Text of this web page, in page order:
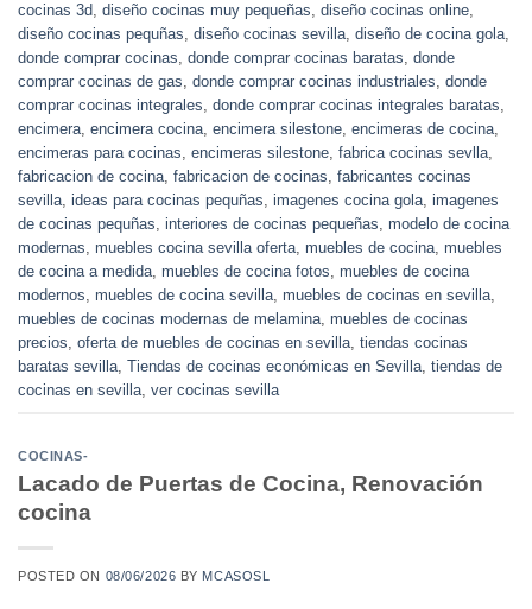
cocinas 3d, diseño cocinas muy pequeñas, diseño cocinas online,
diseño cocinas pequñas, diseño cocinas sevilla, diseño de cocina gola,
donde comprar cocinas, donde comprar cocinas baratas, donde
comprar cocinas de gas, donde comprar cocinas industriales, donde
comprar cocinas integrales, donde comprar cocinas integrales baratas,
encimera, encimera cocina, encimera silestone, encimeras de cocina,
encimeras para cocinas, encimeras silestone, fabrica cocinas sevlla,
fabricacion de cocina, fabricacion de cocinas, fabricantes cocinas
sevilla, ideas para cocinas pequñas, imagenes cocina gola, imagenes
de cocinas pequñas, interiores de cocinas pequeñas, modelo de cocina
modernas, muebles cocina sevilla oferta, muebles de cocina, muebles
de cocina a medida, muebles de cocina fotos, muebles de cocina
modernos, muebles de cocina sevilla, muebles de cocinas en sevilla,
muebles de cocinas modernas de melamina, muebles de cocinas
precios, oferta de muebles de cocinas en sevilla, tiendas cocinas
baratas sevilla, Tiendas de cocinas económicas en Sevilla, tiendas de
cocinas en sevilla, ver cocinas sevilla
COCINAS-
Lacado de Puertas de Cocina, Renovación
cocina
POSTED ON 08/06/2026 BY MCASOSL